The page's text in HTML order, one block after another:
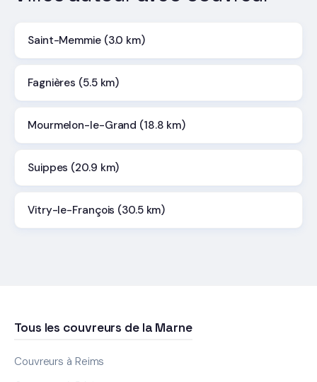
Saint-Memmie (3.0 km)
Fagnières (5.5 km)
Mourmelon-le-Grand (18.8 km)
Suippes (20.9 km)
Vitry-le-François (30.5 km)
Tous les couvreurs de la Marne
Couvreurs à Reims